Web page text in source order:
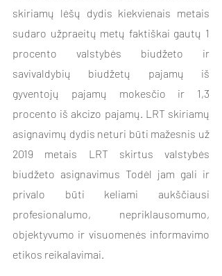
skiriamų lėšų dydis kiekvienais metais
sudaro užpraeitų metų faktiškai gautų 1
procento valstybės biudžeto ir
savivaldybių biudžetų pajamų iš
gyventojų pajamų mokesčio ir 1,3
procento iš akcizo pajamų. LRT skiriamų
asignavimų dydis neturi būti mažesnis už
2019 metais LRT skirtus valstybės
biudžeto asignavimus Todėl jam gali ir
privalo būti keliami aukščiausi
profesionalumo, nepriklausomumo,
objektyvumo ir visuomenės informavimo
etikos reikalavimai.